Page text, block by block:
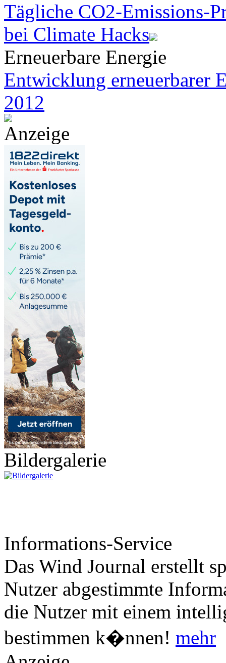
Tägliche CO2-Emissions-
bei Climate Hacks
Erneuerbare Energie
Entwicklung erneuerbarer
2012
Anzeige
Bildergalerie
Informations-Service
Das Wind Journal erstellt
Nutzer abgestimmte
die Nutzer mit einem
bestimmen k�nnen! mehr